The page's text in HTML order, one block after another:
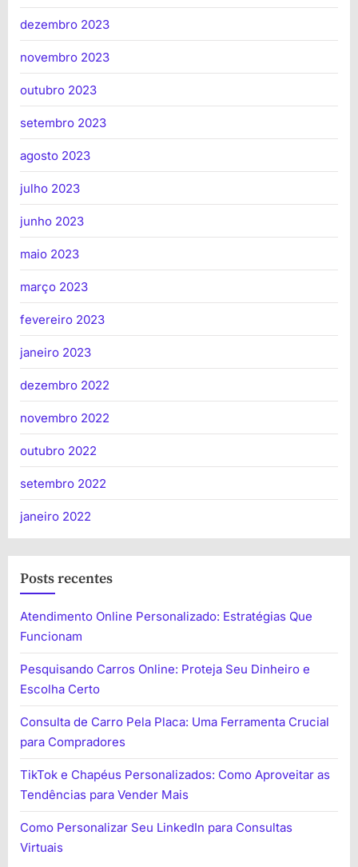
dezembro 2023
novembro 2023
outubro 2023
setembro 2023
agosto 2023
julho 2023
junho 2023
maio 2023
março 2023
fevereiro 2023
janeiro 2023
dezembro 2022
novembro 2022
outubro 2022
setembro 2022
janeiro 2022
Posts recentes
Atendimento Online Personalizado: Estratégias Que
Funcionam
Pesquisando Carros Online: Proteja Seu Dinheiro e
Escolha Certo
Consulta de Carro Pela Placa: Uma Ferramenta Crucial
para Compradores
TikTok e Chapéus Personalizados: Como Aproveitar as
Tendências para Vender Mais
Como Personalizar Seu LinkedIn para Consultas
Virtuais